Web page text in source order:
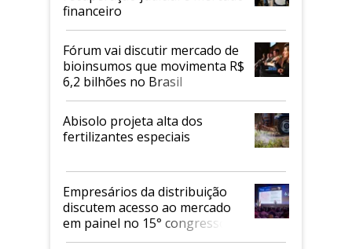
financeiro
Fórum vai discutir mercado de
bioinsumos que movimenta R$
6,2 bilhões no Brasil
Abisolo projeta alta dos
fertilizantes especiais
Empresários da distribuição
discutem acesso ao mercado
em painel no 15° congresso
Andav